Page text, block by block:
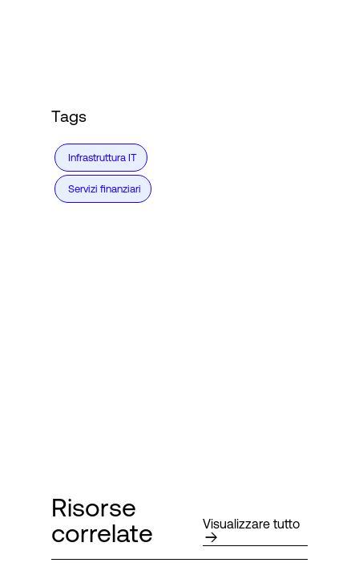
Tags
Infrastruttura IT
Servizi finanziari
Risorse
correlate
Visualizzare tutto